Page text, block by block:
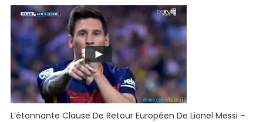
L’étonnante Clause De Retour Européen De Lionel Messi –